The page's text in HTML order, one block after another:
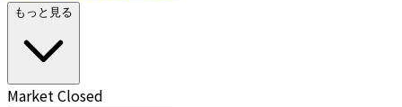
もっと見る
Market Closed